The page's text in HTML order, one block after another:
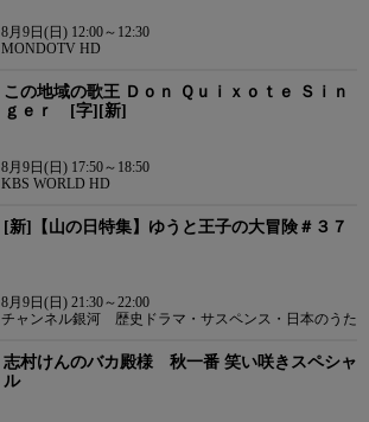
8月9日(日) 12:00～12:30
MONDOTV HD
この地域の歌王 Ｄｏｎ Ｑｕｉｘｏｔｅ Ｓｉｎ
ｇｅｒ [字][新]
8月9日(日) 17:50～18:50
KBS WORLD HD
[新]【山の日特集】ゆうと王子の大冒険＃３７
8月9日(日) 21:30～22:00
チャンネル銀河 歴史ドラマ・サスペンス・日本のうた
志村けんのバカ殿様 秋一番 笑い咲きスペシャ
ル